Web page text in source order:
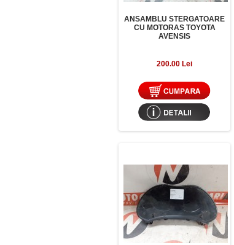
ANSAMBLU STERGATOARE
CU MOTORAS TOYOTA
AVENSIS
200.00 Lei